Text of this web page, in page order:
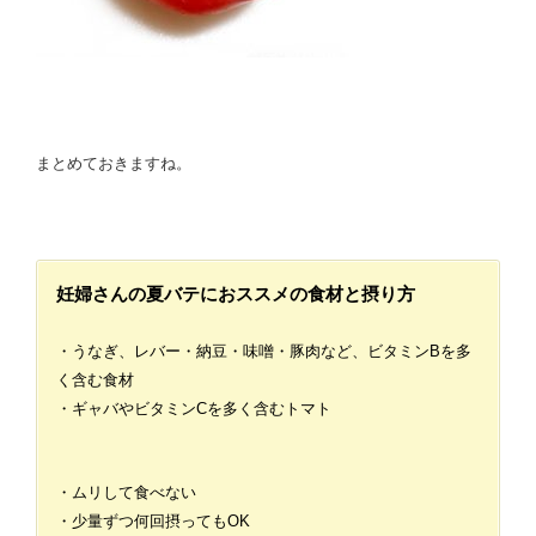
まとめておきますね。
妊婦さんの夏バテにおススメの食材と摂り方
・うなぎ、レバー・納豆・味噌・豚肉など、ビタミンBを多
く含む食材
・ギャバやビタミンCを多く含むトマト
・ムリして食べない
・少量ずつ何回摂ってもOK